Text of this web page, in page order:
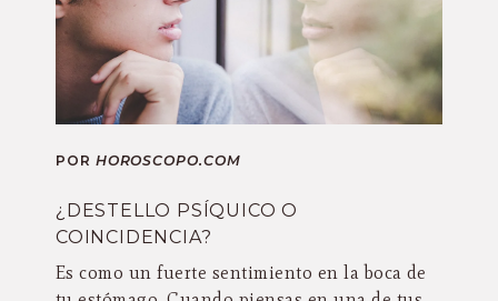
POR HOROSCOPO.COM
¿DESTELLO PSÍQUICO O
COINCIDENCIA?
Es como un fuerte sentimiento en la boca de